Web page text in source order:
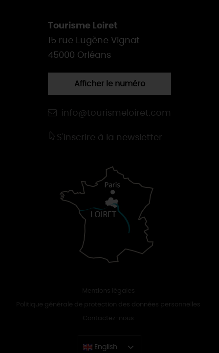
Tourisme Loiret
15 rue Eugène Vignat
45000 Orléans
Afficher le numéro
info@tourismeloiret.com
S'inscrire à la newsletter
Mentions légales
Politique générale de protection des données personnelles
Contactez-nous
English